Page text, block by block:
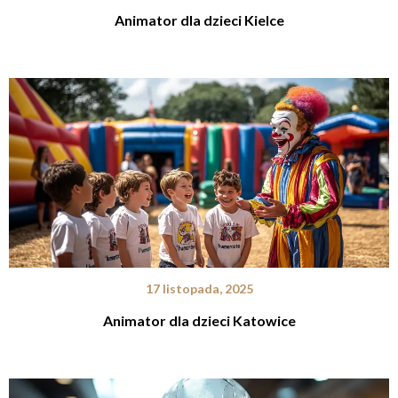
Animator dla dzieci Kielce
17 listopada, 2025
Animator dla dzieci Katowice